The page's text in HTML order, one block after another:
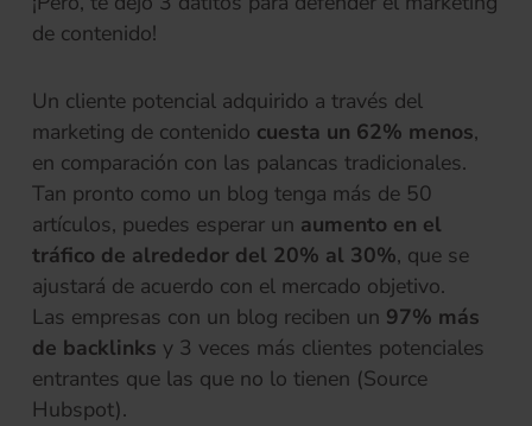
de contenido!
Un cliente potencial adquirido a través del
marketing de contenido cuesta un 62% menos,
en comparación con las palancas tradicionales.
Tan pronto como un blog tenga más de 50
artículos, puedes esperar un aumento en el
tráfico de alrededor del 20% al 30%, que se
ajustará de acuerdo con el mercado objetivo.
Las empresas con un blog reciben un 97% más
de backlinks y 3 veces más clientes potenciales
entrantes que las que no lo tienen (Source
Hubspot).